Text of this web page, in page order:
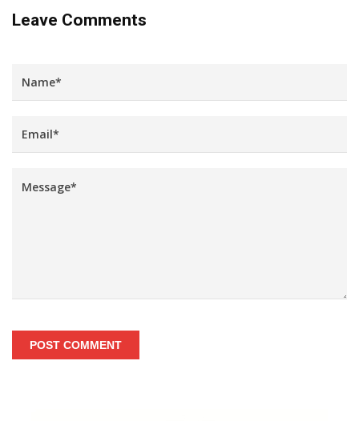
Leave Comments
POST COMMENT